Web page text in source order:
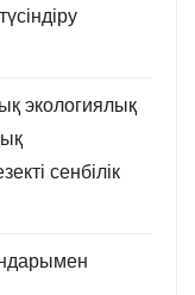
экологиялық
сенбілік